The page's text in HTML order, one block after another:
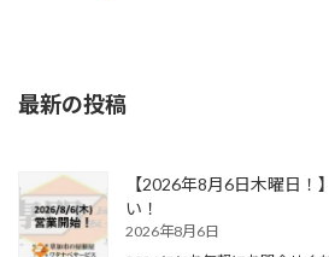
最新の投稿
【2026年8月6日木曜日
い！
2026年8月6日